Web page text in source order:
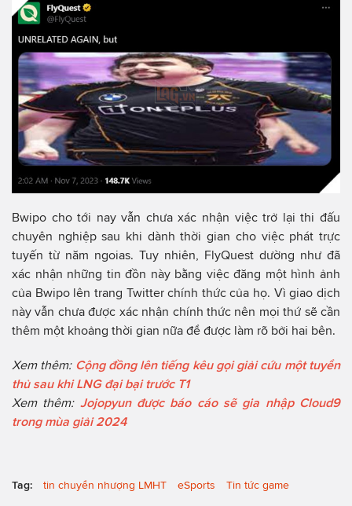
Bwipo cho tới nay vẫn chưa xác nhận việc trở lại thi đấu
chuyên nghiệp sau khi dành thời gian cho việc phát trực
tuyến từ năm ngoias. Tuy nhiên, FlyQuest dường như đã
xác nhận những tin đồn này bằng việc đăng một hình ảnh
của Bwipo lên trang Twitter chính thức của họ. Vì giao dịch
này vẫn chưa được xác nhận chính thức nên mọi thứ sẽ cần
thêm một khoảng thời gian nữa để được làm rõ bởi hai bên.
Xem thêm: Cộng đồng lên tiếng kêu gọi giải cứu một tuyển
thủ sau khi LNG đại bại trước T1
Xem thêm: Jojopyun được báo cáo sẽ gia nhập Cloud9
trong mùa giải 2024
Tag: tin chuyển nhượng LMHT eSports Tin tức game